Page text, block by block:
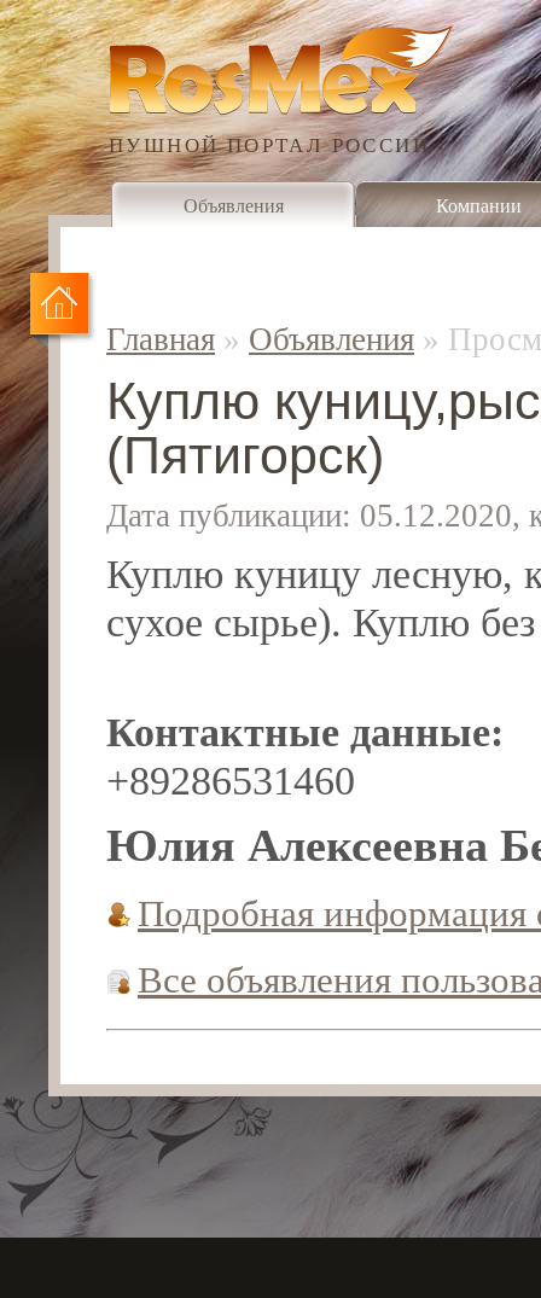
ПУШНОЙ ПОРТАЛ РОССИИ
Объявления Компании
Главная » Объявления »
Куплю
(Пятигорск)
Дата публикации: 05.12.2020,
Куплю куницу лесную,
сухое сырье). Куплю
Контактные данные:
+89286531460
Юлия Алексеевна
Подробная информация
Все объявления